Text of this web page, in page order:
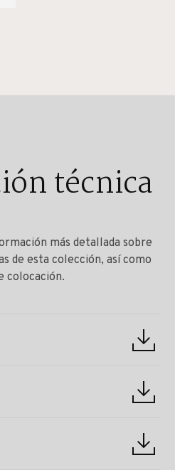
técnica
más detallada sobre
de esta colección, así como
colocación.